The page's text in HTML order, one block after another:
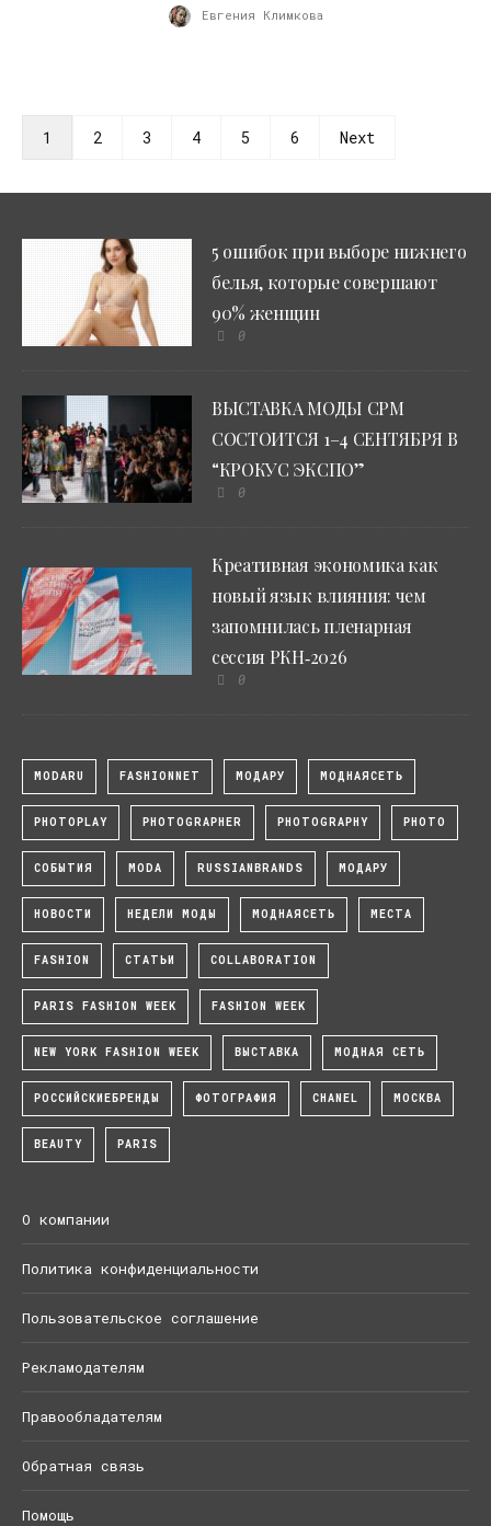
Евгения Климкова
1 2 3 4 5 6 Next
5 ошибок при выборе нижнего
белья, которые совершают
90% женщин
0
ВЫСТАВКА МОДЫ CPM
СОСТОИТСЯ 1–4 СЕНТЯБРЯ В
“КРОКУС ЭКСПО”
0
Креативная экономика как
новый язык влияния: чем
запомнилась пленарная
сессия РКН‑2026
0
MODARU FASHIONNET МОДАРУ МОДНАЯСЕТЬ
PHOTOPLAY PHOTOGRAPHER PHOTOGRAPHY PHOTO
СОБЫТИЯ MODA RUSSIANBRANDS МОДАРУ
НОВОСТИ НЕДЕЛИ МОДЫ МОДНАЯСЕТЬ МЕСТА
FASHION СТАТЬИ COLLABORATION
PARIS FASHION WEEK FASHION WEEK
NEW YORK FASHION WEEK ВЫСТАВКА МОДНАЯ СЕТЬ
РОССИЙСКИЕБРЕНДЫ ФОТОГРАФИЯ CHANEL МОСКВА
BEAUTY PARIS
О компании
Политика конфиденциальности
Пользовательское соглашение
Рекламодателям
Правообладателям
Обратная связь
Помощь